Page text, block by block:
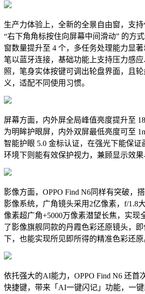
生产力体验上，全新的全景自由窗，支
“右下角角标按住向屏幕中间滑动” 的方
窗数量提升至 4 个，多任务处理能力显
笔以蓝牙连接，基础功能上支持压力感
照，笔身实体按键可调出轮盘界面，且
义，适配不同使用习惯。
屏幕方面，内外屏全局峰值亮度提升至
为明眸护眼屏，内外双屏最低亮度可至
智能护眼 5.0 金标认证，在强光下能保
环境下则能有效保护视力，兼顾显示效果
影像方面，OPPO Find N6同样有突破，
影像系统，广角镜头采用2亿像素，f/1.8
像素超广角+5000万像素潜望长焦，实现
了影像旗舰同款的丹霞色彩还原镜头，
下，也能实现所见即所得的精准色彩还原
依托强大的AI能力，OPPO Find N6 还首
快捷键，带来「 AI一键闪记 」功能，一